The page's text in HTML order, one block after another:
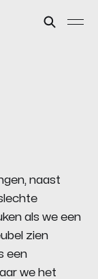
naast
als we een
zien
een
we het